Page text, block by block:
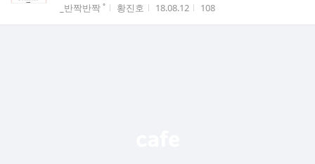
게시판명
_반짝반짝 ˚ 작성자
황진호 작성시간
18.08.12 조회수
108